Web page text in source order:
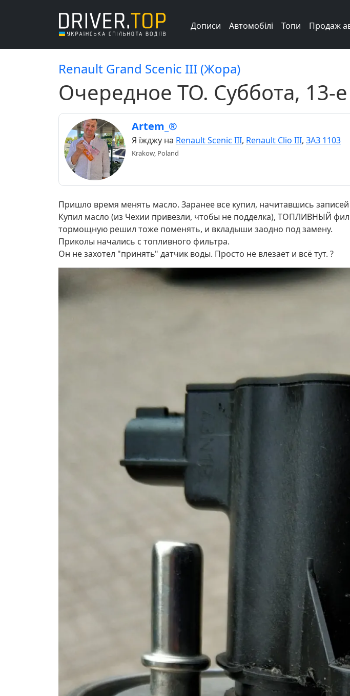
Дописи Автомобілі Топи Продаж
Renault Grand Scenic III (Жора)
Очередное ТО. Суббота, 13-е
Artem_®
Я їжджу на Renault Scenic III, Renault Clio III, ЗАЗ 1103
Krakow, Poland
Пришло время менять масло. Заранее все купил, начитавшись
Купил масло (из Чехии привезли, чтобы не подделка), ТОПЛИВНЫЙ
тормощную решил тоже поменять, и вкладыши заодно под замену.
Приколы начались с топливного фильтра.
Он не захотел "принять" датчик воды. Просто не влезает и всё тут. ?